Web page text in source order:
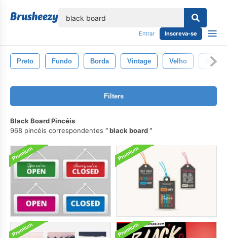
Entrar Inscreva-se
Preto Fundo Borda Vintage Velho
Filters
Black Board Pincéis
968 pincéis correspondentes
black board